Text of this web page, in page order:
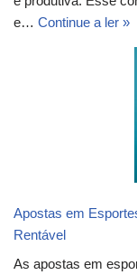
e… Continue a ler »
Apostas em
Rentável
As apostas em